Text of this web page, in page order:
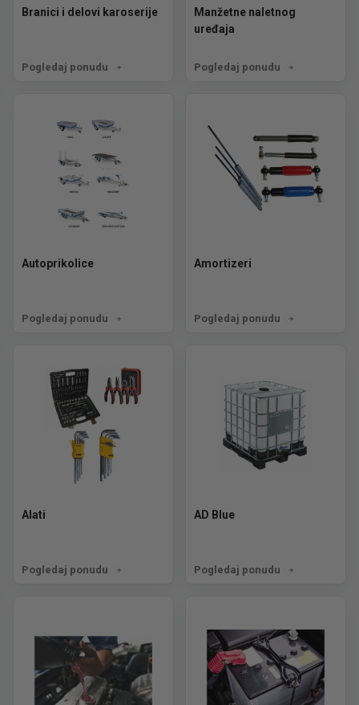
Branici i delovi karoserije
Pogledaj ponudu
Manžetne naletnog
uređaja
Pogledaj ponudu
Autoprikolice
Pogledaj ponudu
Amortizeri
Pogledaj ponudu
Alati
Pogledaj ponudu
AD Blue
Pogledaj ponudu